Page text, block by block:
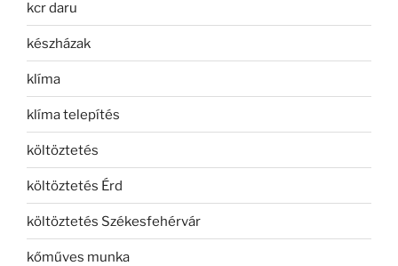
kcr daru
készházak
klíma
klíma telepítés
költöztetés
költöztetés Érd
költöztetés Székesfehérvár
kőműves munka